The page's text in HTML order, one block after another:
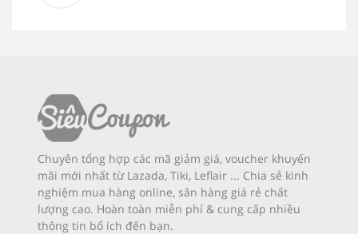
Chuyên tổng hợp các mã giảm giá, voucher khuyến
mãi mới nhất từ Lazada, Tiki, Leflair ... Chia sẻ kinh
nghiệm mua hàng online, săn hàng giá rẻ chất
lượng cao. Hoàn toàn miễn phí & cung cấp nhiều
thông tin bổ ích đến bạn.